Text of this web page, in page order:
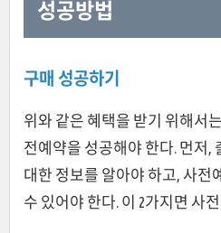
성공방법
구매 성공하기
위와 같은 혜택을 받기 위해서
전예약을 성공해야 한다. 먼저,
대한 정보를 알아야 하고, 사전
수 있어야 한다. 이 2가지면 사